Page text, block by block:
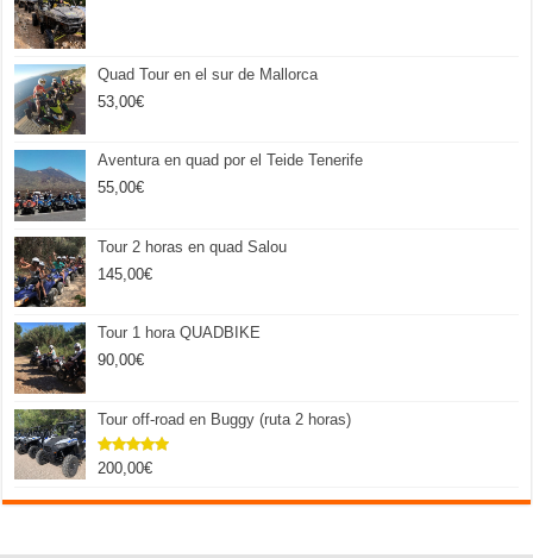
Quad Tour en el sur de Mallorca
53,00€
Aventura en quad por el Teide Tenerife
55,00€
Tour 2 horas en quad Salou
145,00€
Tour 1 hora QUADBIKE
90,00€
Tour off-road en Buggy (ruta 2 horas)
Valorado
de 5
200,00€